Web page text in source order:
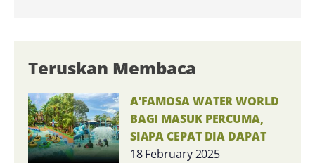
Teruskan Membaca
A’FAMOSA WATER WORLD
BAGI MASUK PERCUMA,
SIAPA CEPAT DIA DAPAT
18 February 2025